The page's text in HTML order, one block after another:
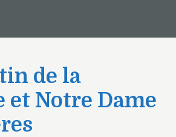
de la
et Notre Dame